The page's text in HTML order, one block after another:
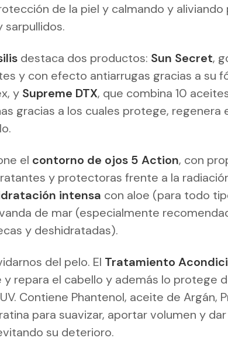
de la piel y calmando y aliviando
destaca dos productos: Sun Secret,
y con efecto antiarrugas gracias a su
y Supreme DTX, que combina 10
gracias a los cuales protege, regenera
el contorno de ojos 5 Action, con
y protectoras frente a la
intensa con aloe (para todo
de mar (especialmente
y deshidratadas).
del pelo. El Tratamiento
repara el cabello y además lo protege
Contiene Phantenol, aceite de Argán,
para suavizar, aportar volumen y
su deterioro.